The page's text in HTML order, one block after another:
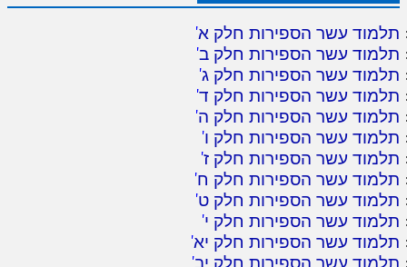
תלמוד עשר הספירות חלק א'
תלמוד עשר הספירות חלק ב'
תלמוד עשר הספירות חלק ג'
תלמוד עשר הספירות חלק ד'
תלמוד עשר הספירות חלק ה'
תלמוד עשר הספירות חלק ו'
תלמוד עשר הספירות חלק ז'
תלמוד עשר הספירות חלק ח'
תלמוד עשר הספירות חלק ט'
תלמוד עשר הספירות חלק י'
תלמוד עשר הספירות חלק יא'
תלמוד עשר הספירות חלק יב'